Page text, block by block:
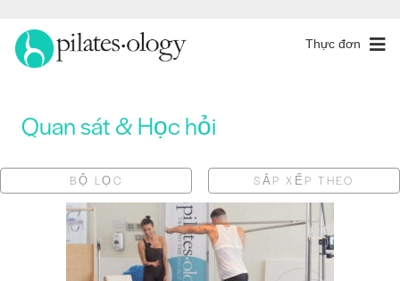
Thực đơn
Quan sát & Học hỏi
BỘ LỌC SẮP XẾP THEO